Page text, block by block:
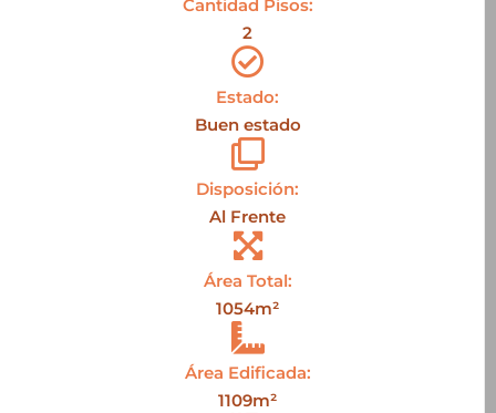
Cantidad Pisos:
2
Estado:
Buen estado
Disposición:
Al Frente
Área Total:
1054m²
Área Edificada:
1109m²